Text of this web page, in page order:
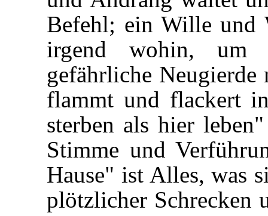
Befehl; ein Wille und
irgend wohin, um
gefährliche Neugierde
flammt und flackert
sterben als hier
Stimme und
Hause" ist Alles, was
plötzlicher Schrecken